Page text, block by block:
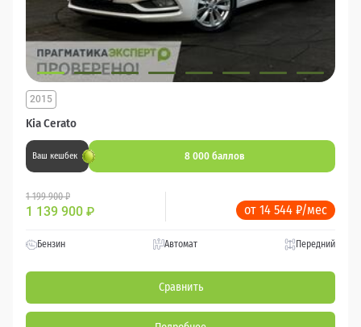
Kia Cerato
2015
Ваш кешбек 8 000 баллов
1 199 900 ₽
1 139 900 ₽ от 14 544 ₽/мес
Бензин Автомат Передний
Сравнить